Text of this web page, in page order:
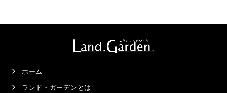
ホーム
ランド・ガーデンとは